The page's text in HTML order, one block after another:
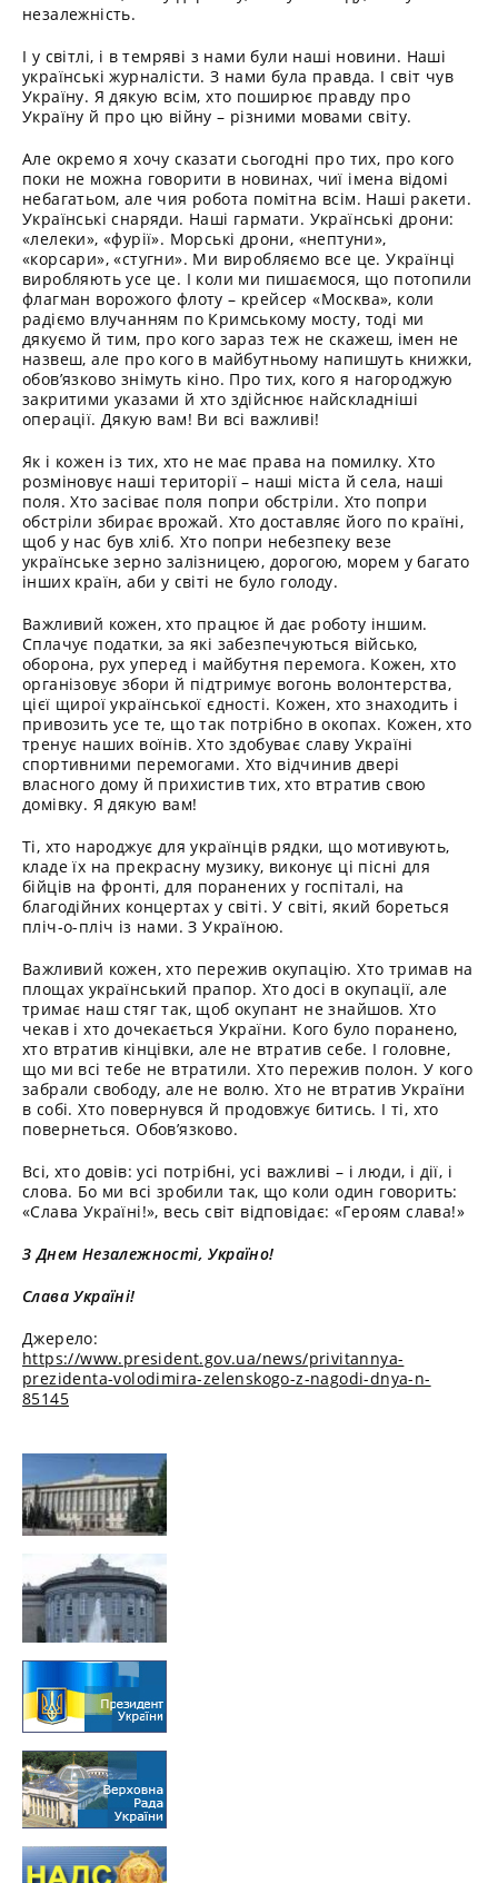
незалежність.
І у світлі, і в темряві з нами були наші новини. Наші
українські журналісти. З нами була правда. І світ чув
Україну. Я дякую всім, хто поширює правду про
Україну й про цю війну – різними мовами світу.
Але окремо я хочу сказати сьогодні про тих, про кого
поки не можна говорити в новинах, чиї імена відомі
небагатьом, але чия робота помітна всім. Наші ракети.
Українські снаряди. Наші гармати. Українські дрони:
«лелеки», «фурії». Морські дрони, «нептуни»,
«корсари», «стугни». Ми виробляємо все це. Українці
виробляють усе це. І коли ми пишаємося, що потопили
флагман ворожого флоту – крейсер «Москва», коли
радіємо влучанням по Кримському мосту, тоді ми
дякуємо й тим, про кого зараз теж не скажеш, імен не
назвеш, але про кого в майбутньому напишуть книжки,
обов’язково знімуть кіно. Про тих, кого я нагороджую
закритими указами й хто здійснює найскладніші
операції. Дякую вам! Ви всі важливі!
Як і кожен із тих, хто не має права на помилку. Хто
розміновує наші території – наші міста й села, наші
поля. Хто засіває поля попри обстріли. Хто попри
обстріли збирає врожай. Хто доставляє його по країні,
щоб у нас був хліб. Хто попри небезпеку везе
українське зерно залізницею, дорогою, морем у багато
інших країн, аби у світі не було голоду.
Важливий кожен, хто працює й дає роботу іншим.
Сплачує податки, за які забезпечуються військо,
оборона, рух уперед і майбутня перемога. Кожен, хто
організовує збори й підтримує вогонь волонтерства,
цієї щирої української єдності. Кожен, хто знаходить і
привозить усе те, що так потрібно в окопах. Кожен, хто
тренує наших воїнів. Хто здобуває славу Україні
спортивними перемогами. Хто відчинив двері
власного дому й прихистив тих, хто втратив свою
домівку. Я дякую вам!
Ті, хто народжує для українців рядки, що мотивують,
кладе їх на прекрасну музику, виконує ці пісні для
бійців на фронті, для поранених у госпіталі, на
благодійних концертах у світі. У світі, який бореться
пліч-о-пліч із нами. З Україною.
Важливий кожен, хто пережив окупацію. Хто тримав на
площах український прапор. Хто досі в окупації, але
тримає наш стяг так, щоб окупант не знайшов. Хто
чекав і хто дочекається України. Кого було поранено,
хто втратив кінцівки, але не втратив себе. І головне,
що ми всі тебе не втратили. Хто пережив полон. У кого
забрали свободу, але не волю. Хто не втратив України
в собі. Хто повернувся й продовжує битись. І ті, хто
повернеться. Обов’язково.
Всі, хто довів: усі потрібні, усі важливі – і люди, і дії, і
слова. Бо ми всі зробили так, що коли один говорить:
«Слава Україні!», весь світ відповідає: «Героям слава!»
З Днем Незалежності, Україно!
Слава Україні!
Джерело:
https://www.president.gov.ua/news/privitannya-
prezidenta-volodimira-zelenskogo-z-nagodi-dnya-n-
85145